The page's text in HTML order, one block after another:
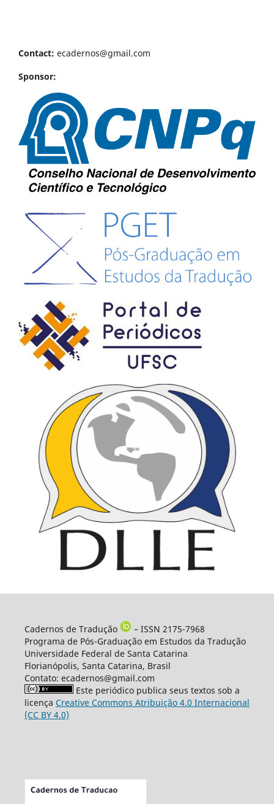
Contact: ecadernos@gmail.com
Sponsor:
Cadernos de Tradução
– ISSN 2175-7968
Programa de Pós-Graduação em Estudos da Tradução
Universidade Federal de Santa Catarina
Florianópolis, Santa Catarina, Brasil
Contato: ecadernos@gmail.com
Este periódico publica seus textos sob a
licença Creative Commons Atribuição 4.0 Internacional
(CC BY 4.0)